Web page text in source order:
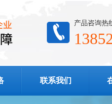
产品咨询热
联系我们